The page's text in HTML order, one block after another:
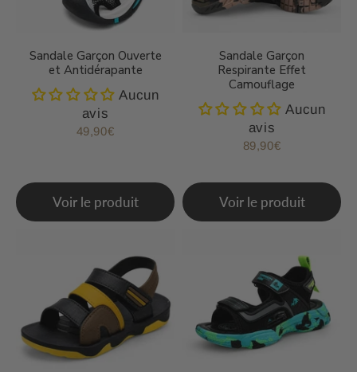
Sandale Garçon Ouverte
et Antidérapante
Aucun
avis
Prix
49,90€
Voir le produit
Sandale Garçon
Respirante Effet
Camouflage
Aucun
avis
Prix
89,90€
Voir le produit